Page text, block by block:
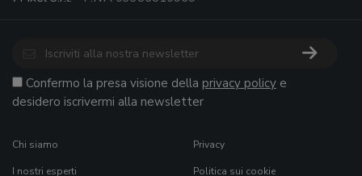
Confermo la presa visione della privacy policy e
desidero iscrivermi alla newsletter
Chi siamo
I nostri esperti
Privacy
Politica sui cookie